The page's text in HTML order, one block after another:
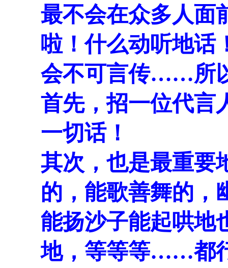
最不会在众多人面
啦！什么动听地话
会不可言传……所
首先，招一位代言
一切话！
其次，也是最重要
的，能歌善舞的，
能扬沙子能起哄地
地，等等等……都